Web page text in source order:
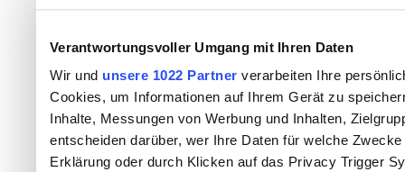
Verantwortungsvoller Umgang mit Ihren Daten
Wir und unsere 1022 Partner verarbeiten Ihre
Cookies, um Informationen auf Ihrem Gerät zu
Inhalte, Messungen von Werbung und Inhalten,
entscheiden darüber, wer Ihre Daten für welche
Erklärung oder durch Klicken auf das Privacy Trigger